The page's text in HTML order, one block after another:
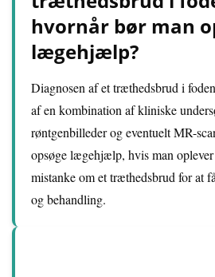
hvornår bør man
lægehjælp?
Diagnosen af et træthedsbrud i
af en kombination af kliniske
røntgenbilleder og eventuelt MR-
opsøge lægehjælp, hvis man oplever
mistanke om et træthedsbrud for at
og behandling.